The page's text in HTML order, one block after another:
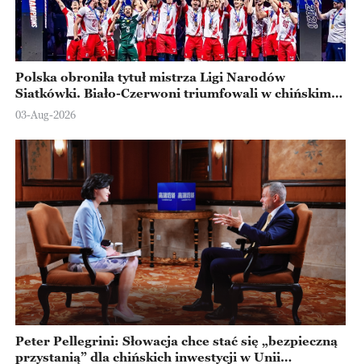
Polska obroniła tytuł mistrza Ligi Narodów
Siatkówki. Biało-Czerwoni triumfowali w chińskim
Ningbo
03-Aug-2026
Peter Pellegrini: Słowacja chce stać się „bezpieczną
przystanią” dla chińskich inwestycji w Unii